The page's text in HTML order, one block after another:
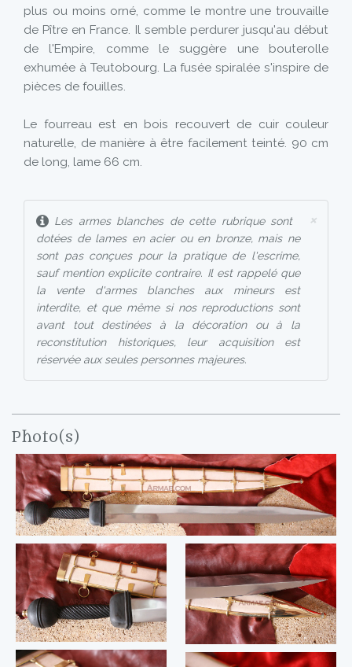
plus ou moins orné, comme le montre une trouvaille
de Pître en France. Il semble perdurer jusqu'au début
de l'Empire, comme le suggère une bouterolle
exhumée à Teutobourg. La fusée spiralée s'inspire de
pièces de fouilles.
Le fourreau est en bois recouvert de cuir couleur
naturelle, de manière à être facilement teinté. 90 cm
de long, lame 66 cm.
×
Les armes blanches de cette rubrique sont
dotées de lames en acier ou en bronze, mais ne
sont pas conçues pour la pratique de l'escrime,
sauf mention explicite contraire. Il est rappelé que
la vente d'armes blanches aux mineurs est
interdite, et que même si nos reproductions sont
avant tout destinées à la décoration ou à la
reconstitution historiques, leur acquisition est
réservée aux seules personnes majeures.
Photo(s)